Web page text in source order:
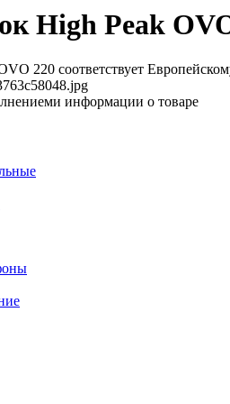
High Peak
220 соответствует
информации о товаре